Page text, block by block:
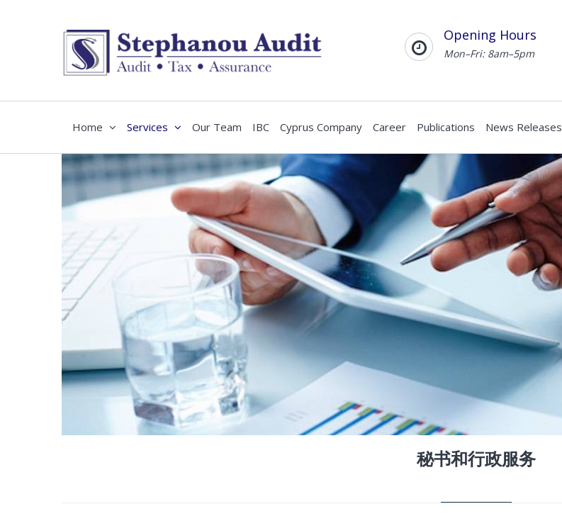
Opening Hours
Mon–Fri: 8am–5pm
Home Services Our Team IBC Cyprus Company Career Publications News Releases
秘书和行政服务